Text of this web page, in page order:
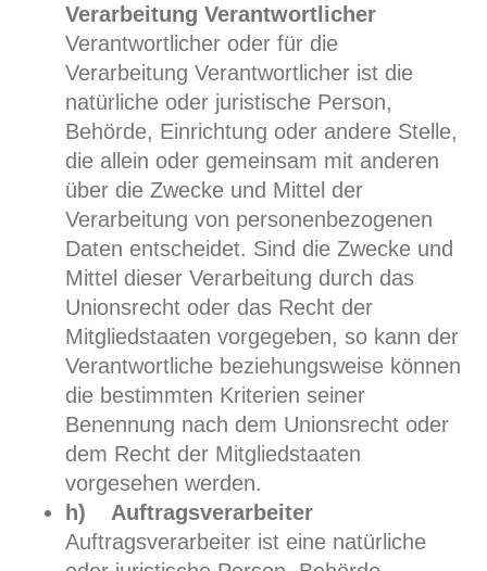
Verarbeitung Verantwortlicher
Verantwortlicher oder für die
Verarbeitung Verantwortlicher ist die
natürliche oder juristische Person,
Behörde, Einrichtung oder andere Stelle,
die allein oder gemeinsam mit anderen
über die Zwecke und Mittel der
Verarbeitung von personenbezogenen
Daten entscheidet. Sind die Zwecke und
Mittel dieser Verarbeitung durch das
Unionsrecht oder das Recht der
Mitgliedstaaten vorgegeben, so kann der
Verantwortliche beziehungsweise können
die bestimmten Kriterien seiner
Benennung nach dem Unionsrecht oder
dem Recht der Mitgliedstaaten
vorgesehen werden.
h) Auftragsverarbeiter
Auftragsverarbeiter ist eine natürliche